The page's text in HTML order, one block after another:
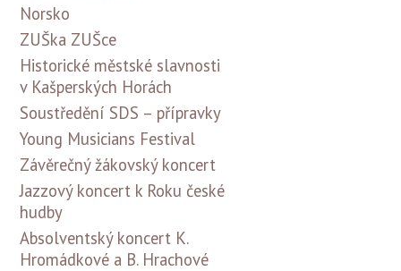
Norsko
ZUŠka ZUŠce
Historické městské slavnosti
v Kašperských Horách
Soustředění SDS – přípravky
Young Musicians Festival
Závěrečný žákovský koncert
Jazzový koncert k Roku české
hudby
Absolventský koncert K.
Hromádkové a B. Hrachové